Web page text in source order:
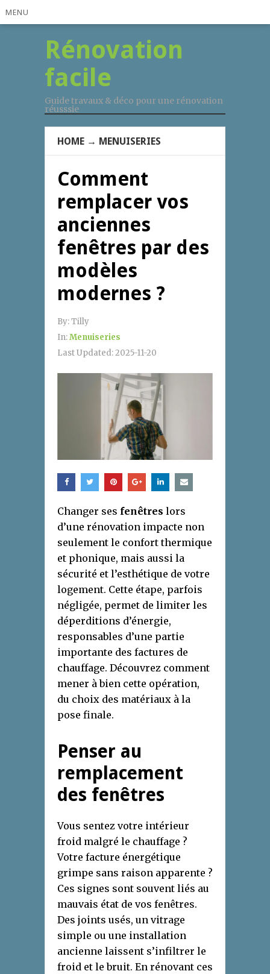
MENU
Rénovation
facile
Guide travaux & déco pour une rénovation
réusssie
HOME → MENUISERIES
Comment
remplacer vos
anciennes
fenêtres par des
modèles
modernes ?
By:Tilly
In:Menuiseries
Last Updated:2025-11-20
Changer ses fenêtres lors
d’une rénovation impacte non
seulement le confort thermique
et phonique, mais aussi la
sécurité et l’esthétique de votre
logement. Cette étape, parfois
négligée, permet de limiter les
déperditions d’énergie,
responsables d’une partie
importante des factures de
chauffage. Découvrez comment
mener à bien cette opération,
du choix des matériaux à la
pose finale.
Penser au
remplacement
des fenêtres
Vous sentez votre intérieur
froid malgré le chauffage ?
Votre facture énergétique
grimpe sans raison apparente ?
Ces signes sont souvent liés au
mauvais état de vos fenêtres.
Des joints usés, un vitrage
simple ou une installation
ancienne laissent s’infiltrer le
froid et le bruit. En rénovant ces